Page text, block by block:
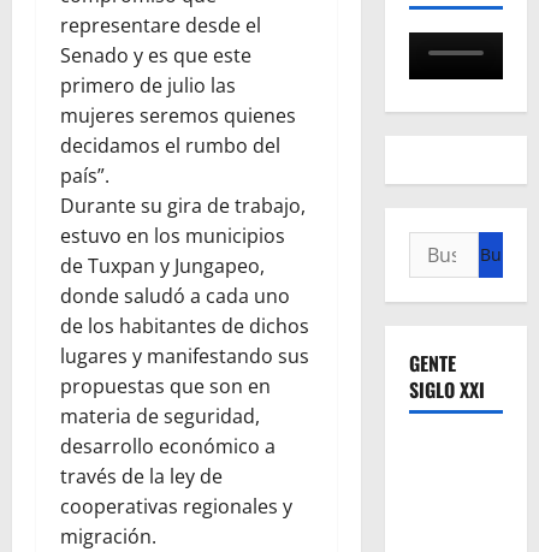
representare desde el
Senado y es que este
primero de julio las
mujeres seremos quienes
decidamos el rumbo del
país”.
Durante su gira de trabajo,
estuvo en los municipios
de Tuxpan y Jungapeo,
donde saludó a cada uno
de los habitantes de dichos
lugares y manifestando sus
propuestas que son en
materia de seguridad,
desarrollo económico a
través de la ley de
cooperativas regionales y
migración.
Buscar:
GENTE
SIGLO XXI